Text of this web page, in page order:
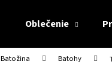
Oblečenie
Batožina Batohy